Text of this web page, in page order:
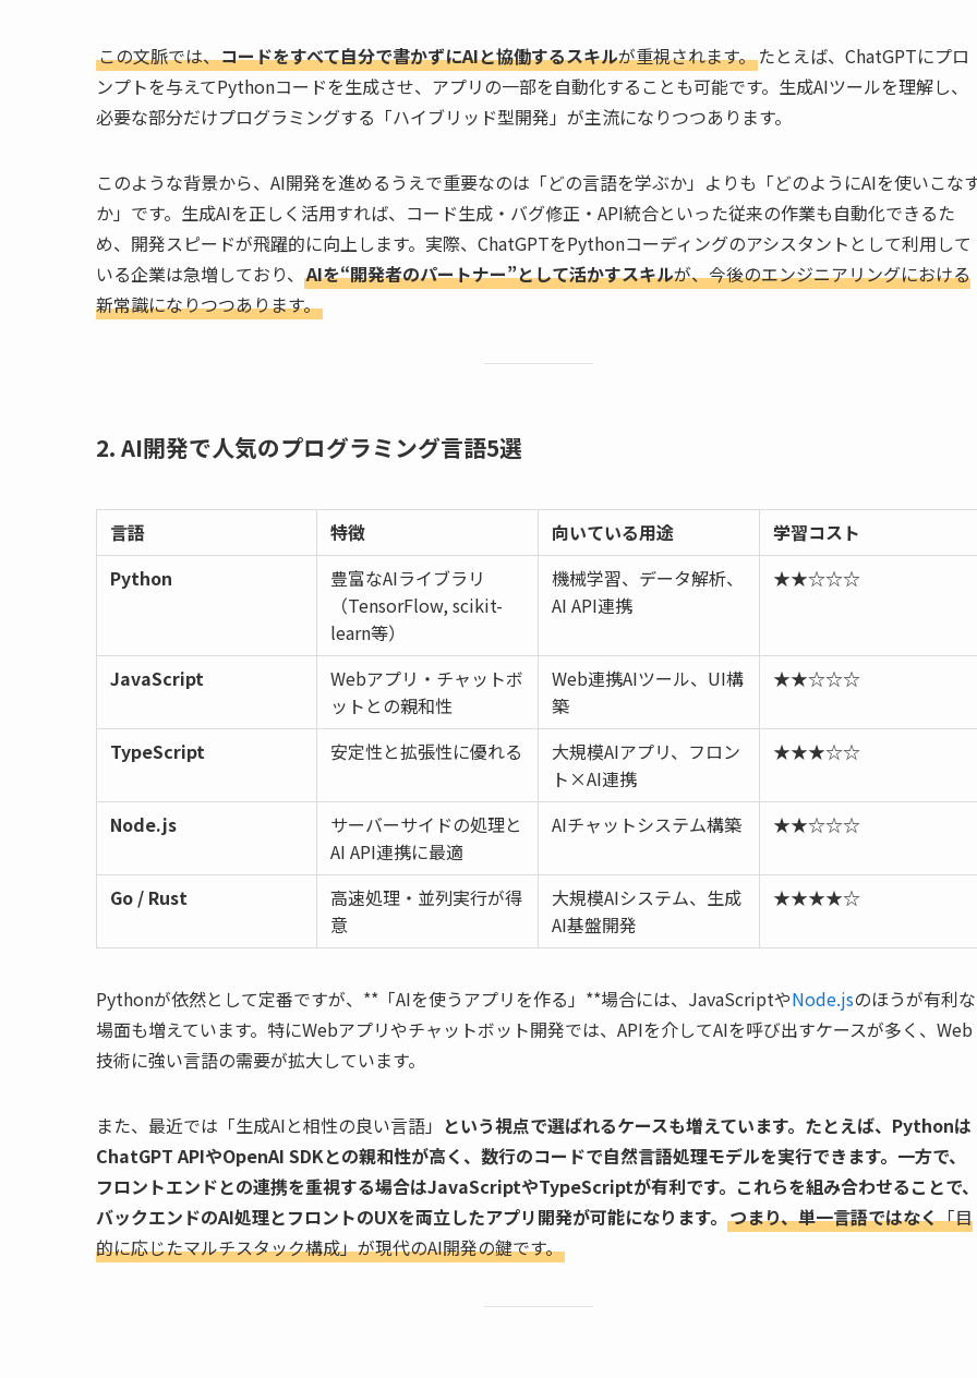
この文脈では、コードをすべて自分で書かずにAIと協働するスキルが重視されます。たとえば、ChatGPTにプロ
ンプトを与えてPythonコードを生成させ、アプリの一部を自動化することも可能です。生成AIツールを理解し、
必要な部分だけプログラミングする「ハイブリッド型開発」が主流になりつつあります。
このような背景から、AI開発を進めるうえで重要なのは「どの言語を学ぶか」よりも「どのようにAIを使いこな
か」です。生成AIを正しく活用すれば、コード生成・バグ修正・API統合といった従来の作業も自動化できるた
め、開発スピードが飛躍的に向上します。実際、ChatGPTをPythonコーディングのアシスタントとして利用して
いる企業は急増しており、 AIを“開発者のパートナー”として活かすスキルが、今後のエンジニアリングにおける
新常識になりつつあります。
2. AI開発で人気のプログラミング言語5選
言語 特徴 向いている用途
学習コスト
Python
豊富なAIライブラリ
（TensorFlow, scikit-
learn等）
機械学習、データ解析、
AI API連携
★★☆☆☆
JavaScript
Webアプリ・チャットボ
ットとの親和性
Web連携AIツール、UI構
築
★★☆☆☆
TypeScript 安定性と拡張性に優れる
大規模AIアプリ、フロン
ト×AI連携
★★★☆☆
Node.js
サーバーサイドの処理と
AI API連携に最適
AIチャットシステム構築 ★★☆☆☆
Go / Rust
高速処理・並列実行が得
意
大規模AIシステム、生成
AI基盤開発
★★★★☆
Pythonが依然として定番ですが、**「AIを使うアプリを作る」**場合には、JavaScriptやNode.jsのほうが有利な
場面も増えています。特にWebアプリやチャットボット開発では、APIを介してAIを呼び出すケースが多く、Web
技術に強い言語の需要が拡大しています。
また、最近では「生成AIと相性の良い言語」 という視点で選ばれるケースも増えています。たとえば、Pythonは
ChatGPT APIやOpenAI SDKとの親和性が高く、数行のコードで自然言語処理モデルを実行できます。一方で、
フロントエンドとの連携を重視する場合はJavaScriptやTypeScriptが有利です。これらを組み合わせることで
バックエンドのAI処理とフロントのUXを両立したアプリ開発が可能になります。 つまり、単一言語ではなく「目
的に応じたマルチスタック構成」が現代のAI開発の鍵です。